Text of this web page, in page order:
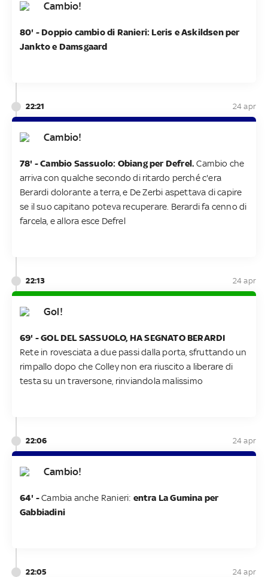
Cambio!
80' - Doppio cambio di Ranieri: Leris e Askildsen per
Jankto e Damsgaard
22:21 24 apr
Cambio!
78' -Cambio Sassuolo: Obiang per Defrel.Cambio che
arriva con qualche secondo di ritardo perché c'era
Berardi dolorante a terra, e De Zerbi aspettava di capire
se il suo capitano poteva recuperare. Berardi fa cenno di
farcela, e allora esce Defrel
22:13 24 apr
Gol!
69' - GOL DEL SASSUOLO, HA SEGNATO BERARDI
Rete in rovesciata a due passi dalla porta, sfruttando un
rimpallo dopo che Colley non era riuscito a liberare di
testa su un traversone, rinviandola malissimo
22:06 24 apr
Cambio!
64' -Cambia anche Ranieri: entra La Gumina per
Gabbiadini
22:05 24 apr